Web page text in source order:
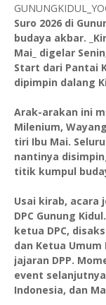
Suro 2026 di
budaya akbar.
Mai_ digelar
Start dari Pantai
dipimpin dalang
Arak-arakan ini
Milenium,
tiri Ibu Mai.
nantinya
titik kumpul
Usai kirab, acara
DPC Gunung
ketua DPC,
dan Ketua Umum
jajaran DPP.
event selanjutnya
Indonesia, dan